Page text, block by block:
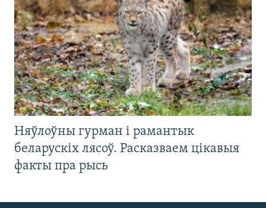
Няўлоўны гурман і рамантык
беларускіх лясоў. Расказваем цікавыя
факты пра рысь